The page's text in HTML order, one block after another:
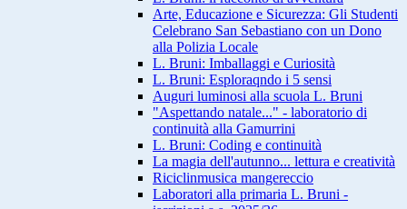
Arte, Educazione e Sicurezza: Gli Studenti
Celebrano San Sebastiano con un Dono
alla Polizia Locale
L. Bruni: Imballaggi e Curiosità
L. Bruni: Esploraqndo i 5 sensi
Auguri luminosi alla scuola L. Bruni
"Aspettando natale..." - laboratorio di
continuità alla Gamurrini
L. Bruni: Coding e continuità
La magia dell'autunno... lettura e creatività
Riciclinmusica mangereccio
Laboratori alla primaria L. Bruni -